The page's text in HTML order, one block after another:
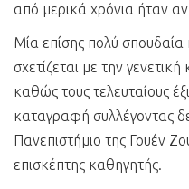
από μερικά χρόνια ήταν
Μία επίσης πολύ
σχετίζεται με την
καθώς τους τελευταίους
καταγραφή συλλέγοντας
Πανεπιστήμιο της Γουέν
επισκέπτης καθηγητής.